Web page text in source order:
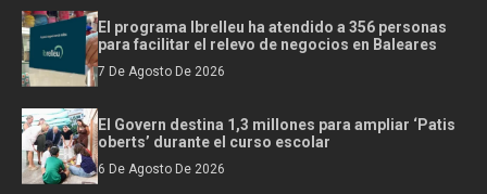
El programa Ibrelleu ha atendido a 356 personas
para facilitar el relevo de negocios en Baleares
7 De Agosto De 2026
El Govern destina 1,3 millones para ampliar ‘Patis
oberts’ durante el curso escolar
6 De Agosto De 2026